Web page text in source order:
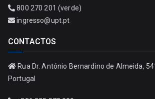
800 270 201 (verde)
ingresso@upt.pt
CONTACTOS
Rua Dr. António Bernardino de Almeida,
Portugal